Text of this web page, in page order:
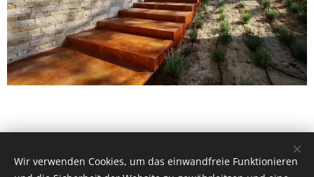
Wir verwenden Cookies, um das einwandfreie Funktionieren